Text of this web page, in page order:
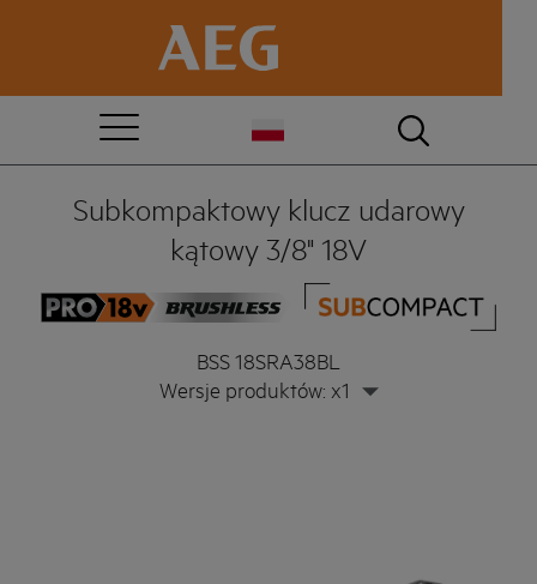
Subkompaktowy klucz udarowy
kątowy 3/8" 18V
BSS 18SRA38BL
Wersje produktów: x1